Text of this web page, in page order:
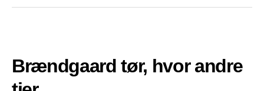
Brændgaard tør, hvor andre